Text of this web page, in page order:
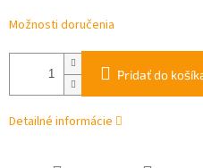
Možnosti doručenia
Pridať do
Detailné informácie